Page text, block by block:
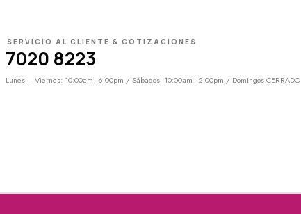
SERVICIO AL CLIENTE & COTIZACIONES
7020 8223
Lunes – Viernes: 10:00am - 6:00pm / Sábados: 10:00am - 2:00pm / Domingos CERRADO